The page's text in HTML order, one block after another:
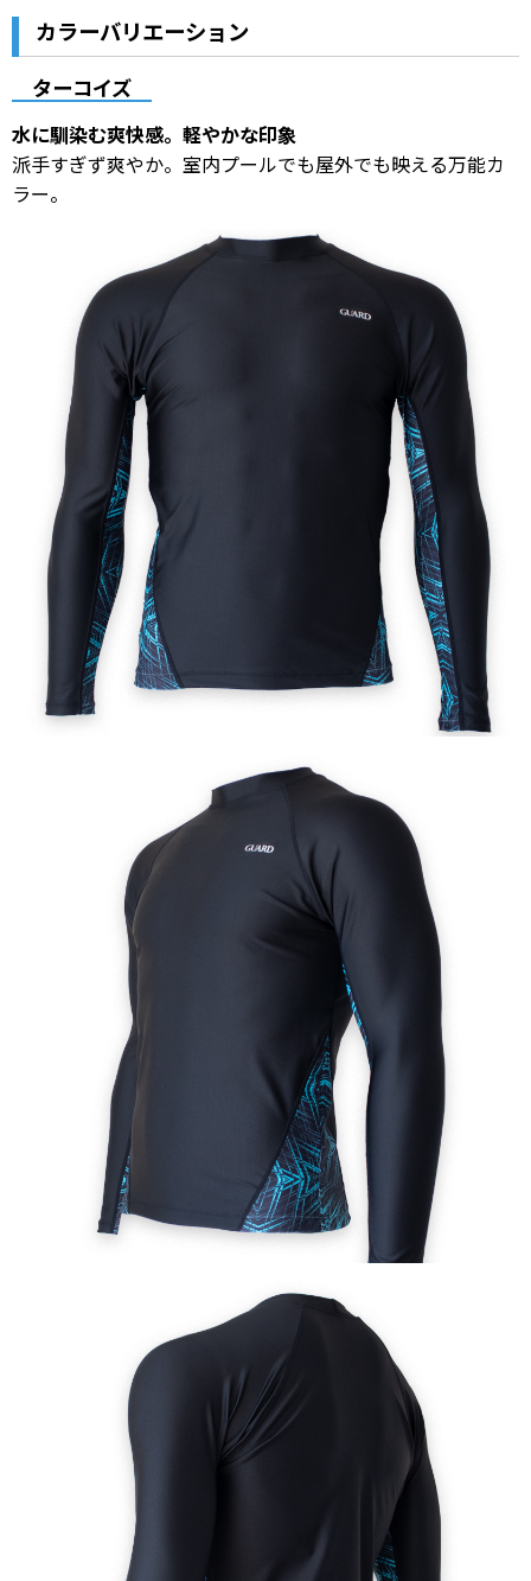
カラーバリエーション
ターコイズ
水に馴染む爽快感。軽やかな印象
派手すぎず爽やか。室内プールでも屋外でも映える万能カ
ラー。